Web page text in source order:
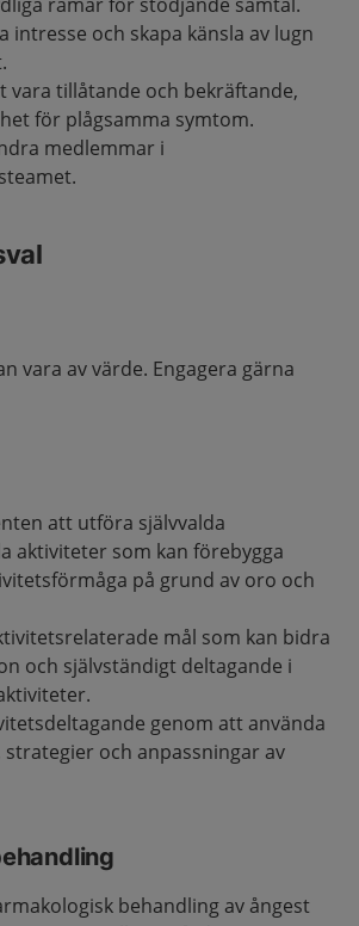
intresse och skapa känsla av lugn
vara tillåtande och bekräftande,
för plågsamma symtom.
medlemmar i
vara av värde. Engagera gärna
att utföra självvalda
aktiviteter som kan förebygga
på grund av oro och
mål som kan bidra
och självständigt deltagande i
genom att använda
strategier och anpassningar av
behandling av ångest